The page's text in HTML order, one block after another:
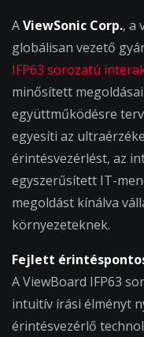
AViewSonic Corp., a
globálisan vezető
IFP63 sorozatú
minősített
együttműködésre
egyesíti az
érintésvezérlést, az
egyszerűsített IT-
megoldást kínálva
környezeteknek.
Fejlett
A ViewBoard IFP63
intuitív írási élményt
érintésvezérlő